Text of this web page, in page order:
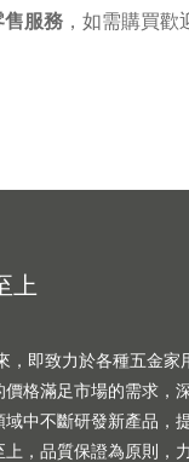
售服務， 如需購買歡
上
，即致力於各種五金家
格滿足市場的需求，
中不斷研發新產品，
，品質保證為原則，